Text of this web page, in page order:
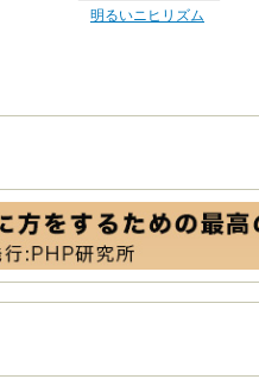
明るいニヒリズム